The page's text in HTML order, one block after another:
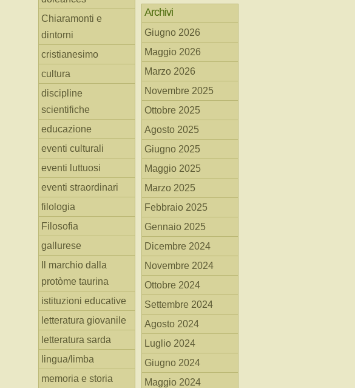
Chiaramonti e
dintorni
cristianesimo
cultura
discipline
scientifiche
educazione
eventi culturali
eventi luttuosi
eventi straordinari
filologia
Filosofia
gallurese
Il marchio dalla
protòme taurina
istituzioni educative
letteratura giovanile
letteratura sarda
lingua/limba
memoria e storia
Archivi
Giugno 2026
Maggio 2026
Marzo 2026
Novembre 2025
Ottobre 2025
Agosto 2025
Giugno 2025
Maggio 2025
Marzo 2025
Febbraio 2025
Gennaio 2025
Dicembre 2024
Novembre 2024
Ottobre 2024
Settembre 2024
Agosto 2024
Luglio 2024
Giugno 2024
Maggio 2024